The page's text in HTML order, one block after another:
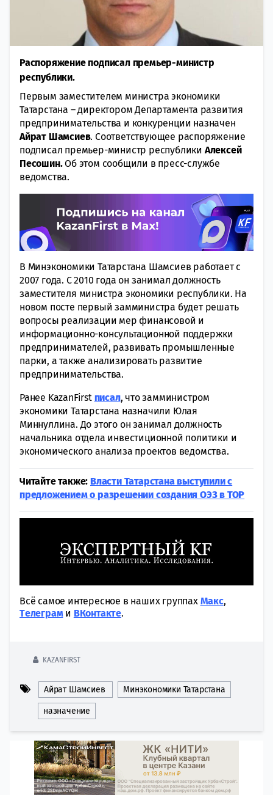
Распоряжение подписал премьер-министр
республики.
Первым заместителем министра экономики
Татарстана – директором Департамента развития
предпринимательства и конкуренции назначен
Айрат Шамсиев. Соответствующее распоряжение
подписал премьер-министр республики Алексей
Песошин.Об этом сообщили в пресс-службе
ведомства.
В Минэкономики Татарстана Шамсиев работает с
2007 года. С 2010 года он занимал должность
заместителя министра экономики республики. На
новом посте первый замминистра будет решать
вопросы реализации мер финансовой и
информационно-консультационной поддержки
предпринимателей, развивать промышленные
парки, а также анализировать развитие
предпринимательства.
Ранее KazanFirst писал, что замминистром
экономики Татарстана назначили Юлая
Миннуллина. До этого он занимал должность
начальника отдела инвестиционной политики и
экономического анализа проектов ведомства.
Читайте также: Власти Татарстана выступили с
предложением о разрешении создания ОЭЗ в ТОР
Всё самое интересное в наших группах Макс,
Tелеграми ВКонтакте.
KAZANFIRST
Айрат Шамсиев Минэкономики Татарстана
назначение